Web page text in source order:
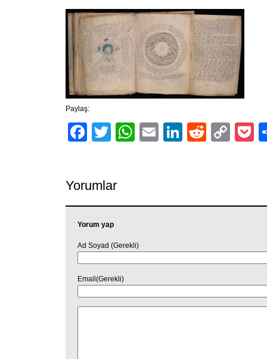
Paylaş:
Facebook
TwitterWhatsApp
EmailLinkedIn
Reddit
Yorumlar
Yorum yap
Ad Soyad (Gerekli)
Email(Gerekli)